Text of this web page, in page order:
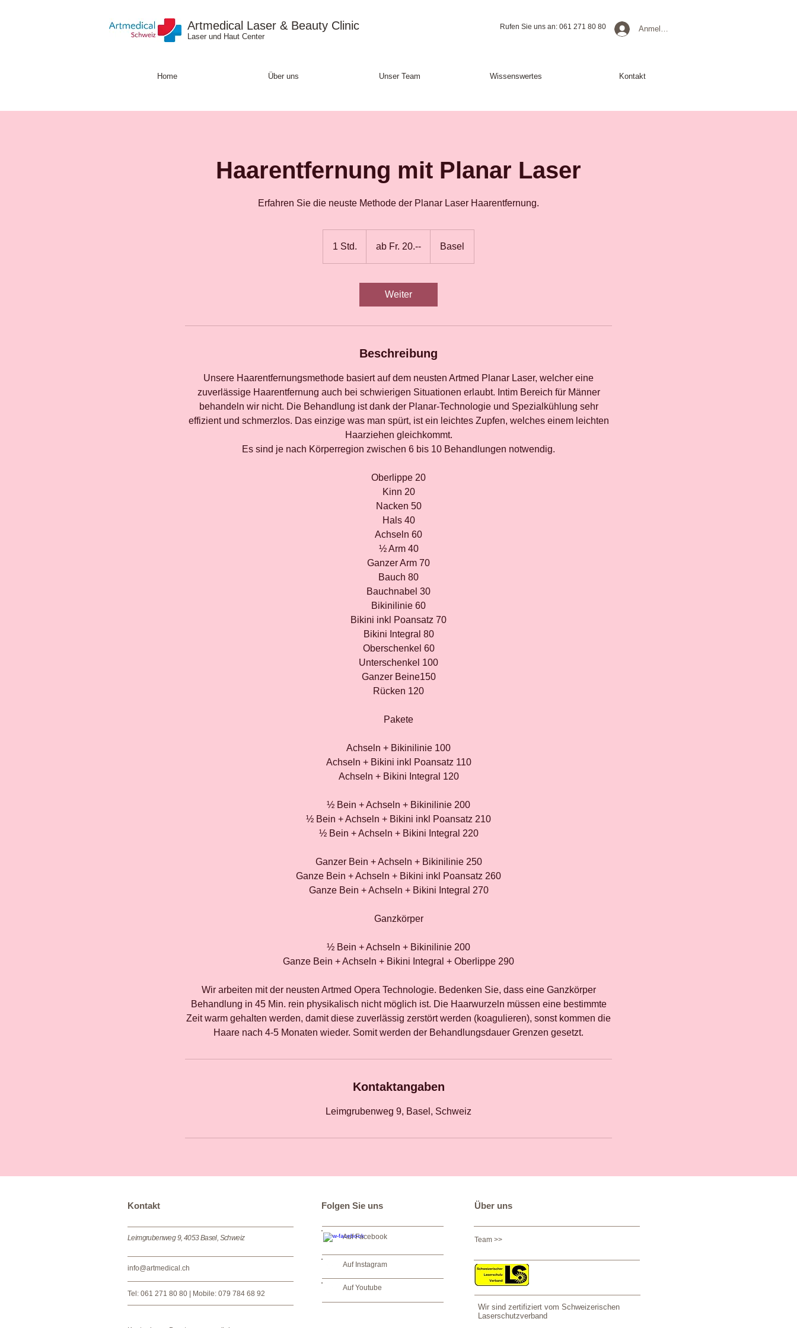
Rufen Sie uns an: 061 271 80 80
Artmedical Laser & Beauty Clinic
Laser und Haut Center
Home Über uns Unser Team Wissenswertes Kontakt
Anmelden
Haarentfernung mit Planar Laser
Erfahren Sie die neuste Methode der Planar Laser Haarentfernung.
1 Std.
20.-ab Fr. 20.-- Basel
Weiter
Beschreibung
Unsere Haarentfernungsmethode basiert auf dem neusten Artmed Planar Laser, welcher eine
zuverlässige Haarentfernung auch bei schwierigen Situationen erlaubt. Intim Bereich für Männer
behandeln wir nicht. Die Behandlung ist dank der Planar-Technologie und Spezialkühlung sehr
effizient und schmerzlos. Das einzige was man spürt, ist ein leichtes Zupfen, welches einem leichten
Haarziehen gleichkommt.
Es sind je nach Körperregion zwischen 6 bis 10 Behandlungen notwendig.
Oberlippe 20
Kinn 20
Nacken 50
Hals 40
Achseln 60
½ Arm 40
Ganzer Arm 70
Bauch 80
Bauchnabel 30
Bikinilinie 60
Bikini inkl Poansatz 70
Bikini Integral 80
Oberschenkel 60
Unterschenkel 100
Ganzer Beine150
Rücken 120
Pakete
Achseln + Bikinilinie 100
Achseln + Bikini inkl Poansatz 110
Achseln + Bikini Integral 120
½ Bein + Achseln + Bikinilinie 200
½ Bein + Achseln + Bikini inkl Poansatz 210
½ Bein + Achseln + Bikini Integral 220
Ganzer Bein + Achseln + Bikinilinie 250
Ganze Bein + Achseln + Bikini inkl Poansatz 260
Ganze Bein + Achseln + Bikini Integral 270
Ganzkörper
½ Bein + Achseln + Bikinilinie 200
Ganze Bein + Achseln + Bikini Integral + Oberlippe 290
Wir arbeiten mit der neusten Artmed Opera Technologie. Bedenken Sie, dass eine Ganzkörper
Behandlung in 45 Min. rein physikalisch nicht möglich ist. Die Haarwurzeln müssen eine bestimmte
Zeit warm gehalten werden, damit diese zuverlässig zerstört werden (koagulieren), sonst kommen die
Haare nach 4-5 Monaten wieder. Somit werden der Behandlungsdauer Grenzen gesetzt.
Kontaktangaben
Leimgrubenweg 9, Basel, Schweiz
​​​Kontakt
Leimgrubenweg 9, 4053 Basel, Schweiz
info@artmedical.ch
Folgen Sie uns
Auf Facebook
Auf Instagram
Tel: 061 271 80 80 | Mobile: 079 784 68 92
Auf Youtube
Über uns
Team >>
Wir sind zertifiziert vom Schweizerischen
Laserschutzverband